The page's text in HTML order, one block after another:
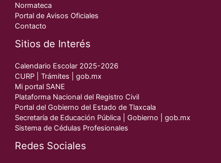
Normateca
Portal de Avisos Oficiales
Contacto
Sitios de Interés
Calendario Escolar 2025-2026
CURP | Trámites | gob.mx
Mi portal SANE
Plataforma Nacional del Registro Civil
Portal del Gobierno del Estado de Tlaxcala
Secretaría de Educación Pública | Gobierno | gob.mx
Sistema de Cédulas Profesionales
Redes Sociales